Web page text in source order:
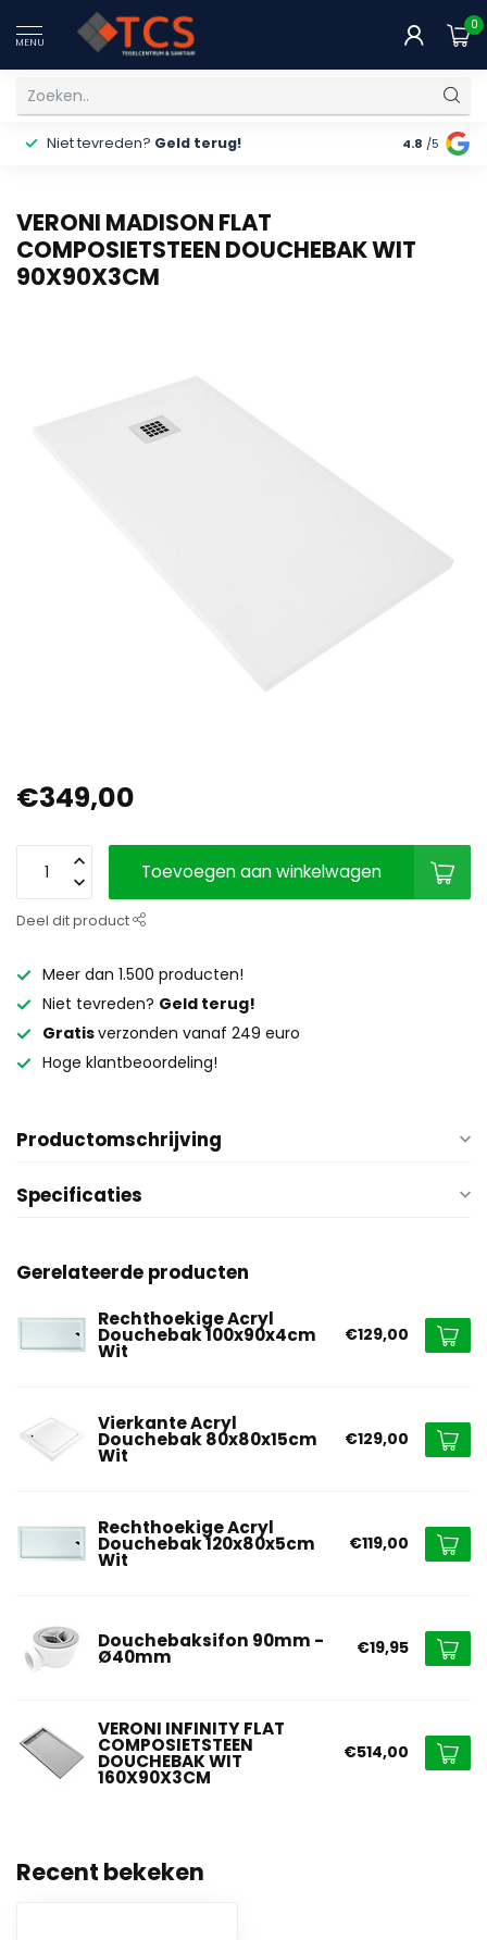
MENU
0
Niet tevreden? Geld terug! Gratis
4.8 /5
VERONI MADISON FLAT
COMPOSIETSTEEN DOUCHEBAK WIT
90X90X3CM
€349,00
Toevoegen aan winkelwagen
Deel dit product
Meer dan 1.500 producten!
Niet tevreden? Geld terug!
Gratisverzonden vanaf 249 euro
Hoge klantbeoordeling!
Productomschrijving
Specificaties
Gerelateerde producten
Rechthoekige Acryl
Douchebak 100x90x4cm
Wit
€129,00
Vierkante Acryl
Douchebak 80x80x15cm
Wit
€129,00
Rechthoekige Acryl
Douchebak 120x80x5cm
Wit
€119,00
Douchebaksifon 90mm -
Ø40mm €19,95
VERONI INFINITY FLAT
COMPOSIETSTEEN
DOUCHEBAK WIT
160X90X3CM
€514,00
Recent bekeken